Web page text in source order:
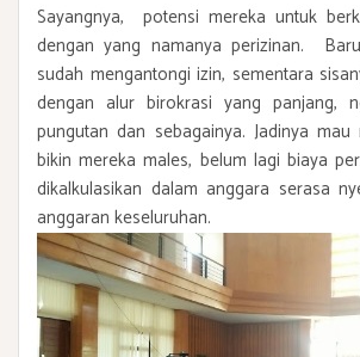
Sayangnya, potensi mereka untuk
dengan yang namanya perizinan.
sudah mengantongi izin, sementara
dengan alur birokrasi yang panjang,
pungutan dan sebagainya. Jadinya
bikin mereka males, belum lagi biaya
dikalkulasikan dalam anggara serasa
anggaran keseluruhan.